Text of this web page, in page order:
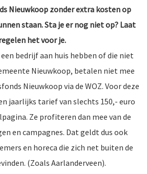
Nieuwkoop zonder extra kosten op
staan. Sta je er nog niet op? Laat
het voor je.
bedrijf aan huis hebben of die niet
Nieuwkoop, betalen niet mee
Nieuwkoop via de WOZ. Voor deze
jaarlijks tarief van slechts 150,- euro
Ze profiteren dan mee van de
en campagnes. Dat geldt dus ook
en horeca die zich net buiten de
(Zoals Aarlanderveen).